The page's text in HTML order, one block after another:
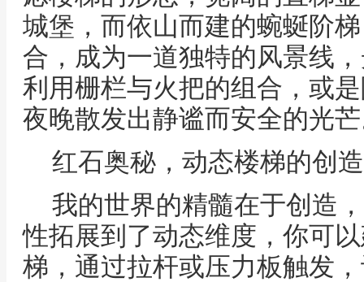
城堡，而依山而建的蜿蜒阶
合，成为一道独特的风景线
利用栅栏与火把的组合，或
夜晚散发出静谧而安全的光
红石奥秘，动态楼梯的创造
我的世界的精髓在于创造
性拓展到了动态维度，你可
梯，通过拉杆或压力板触发